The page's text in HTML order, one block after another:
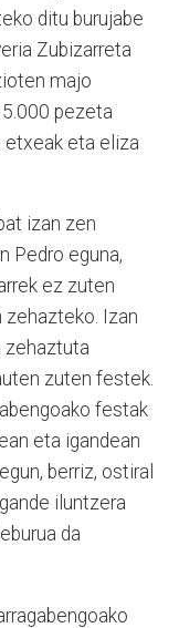
ditu burujabe
Zubizarreta
majo
pezeta
etxeak eta eliza
izan zen
Pedro eguna,
ez zuten
zehazteko. Izan
zehaztuta
zuten festek.
festak
eta igandean
berriz, ostiral
iluntzera
da